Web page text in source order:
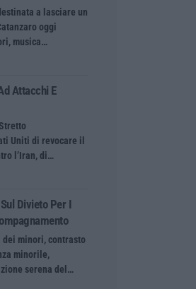
a lasciare un
oggi
musica…
Attacchi E
Uniti di revocare il
l’Iran, di…
Divieto Per I
dei minori, contrasto
minorile,
serena del…